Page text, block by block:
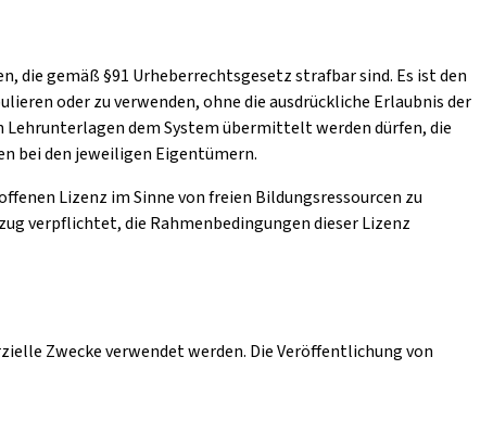
gemäß §91 Urheberrechtsgesetz strafbar sind. Es ist den
oder zu verwenden, ohne die ausdrückliche Erlaubnis der
Lehrunterlagen dem System übermittelt werden dürfen, die
bei den jeweiligen Eigentümern.
Lizenz im Sinne von freien Bildungsressourcen zu
verpflichtet, die Rahmenbedingungen dieser Lizenz
Zwecke verwendet werden. Die Veröffentlichung von